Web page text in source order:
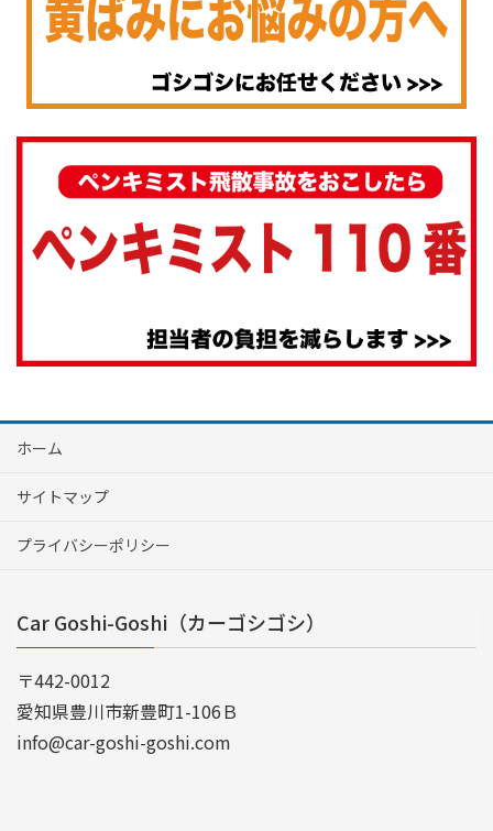
ホーム
サイトマップ
プライバシーポリシー
Car Goshi-Goshi（カーゴシゴシ）
〒442-0012
愛知県豊川市新豊町1-106Ｂ
info@car-goshi-goshi.com